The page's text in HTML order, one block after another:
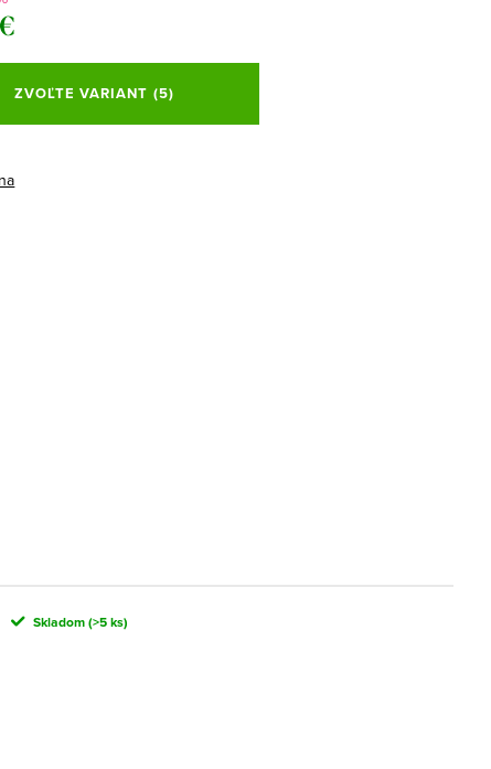
ZVOĽTE VARIANT (5)
Skladom(>5 ks)